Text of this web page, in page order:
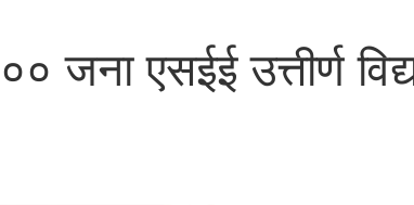
जना एसईई उत्तीर्ण